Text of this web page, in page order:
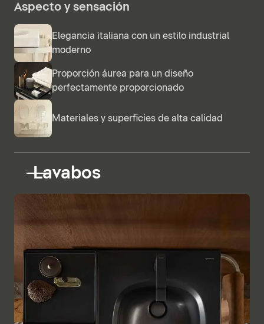
Aspecto y sensación
Elegancia italiana con un estilo industrial
moderno
Proporción áurea para un diseño
perfectamente proporcionado
Materiales y superficies de alta calidad
Lavabos